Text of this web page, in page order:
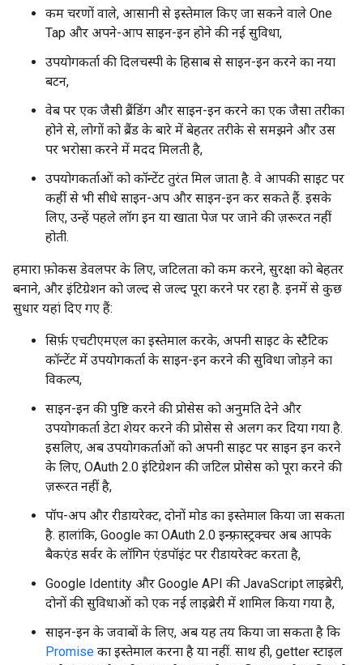
कम चरणों वाले, आसानी से इस्तेमाल किए जा सकने वाले One
Tap और अपने-आप साइन-इन होने की नई सुविधा,
उपयोगकर्ता की दिलचस्पी के हिसाब से साइन-इन करने का नया
बटन,
वेब पर एक जैसी ब्रैंडिंग और साइन-इन करने का एक जैसा तरीका
होने से, लोगों को ब्रैंड के बारे में बेहतर तरीके से समझने और उस
पर भरोसा करने में मदद मिलती है,
उपयोगकर्ताओं को कॉन्टेंट तुरंत मिल जाता है. वे आपकी साइट पर
कहीं से भी सीधे साइन-अप और साइन-इन कर सकते हैं. इसके
लिए, उन्हें पहले लॉग इन या खाता पेज पर जाने की ज़रूरत नहीं
होती.
हमारा फ़ोकस डेवलपर के लिए, जटिलता को कम करने, सुरक्षा को बेहतर
बनाने, और इंटिग्रेशन को जल्द से जल्द पूरा करने पर रहा है. इनमें से कुछ
सुधार यहां दिए गए हैं:
सिर्फ़ एचटीएमएल का इस्तेमाल करके, अपनी साइट के स्टैटिक
कॉन्टेंट में उपयोगकर्ता के साइन-इन करने की सुविधा जोड़ने का
विकल्प,
साइन-इन की पुष्टि करने की प्रोसेस को अनुमति देने और
उपयोगकर्ता डेटा शेयर करने की प्रोसेस से अलग कर दिया गया है.
इसलिए, अब उपयोगकर्ताओं को अपनी साइट पर साइन इन करने
के लिए, OAuth 2.0 इंटिग्रेशन की जटिल प्रोसेस को पूरा करने की
ज़रूरत नहीं है,
पॉप-अप और रीडायरेक्ट, दोनों मोड का इस्तेमाल किया जा सकता
है. हालांकि, Google का OAuth 2.0 इन्फ़्रास्ट्रक्चर अब आपके
बैकएंड सर्वर के लॉगिन एंडपॉइंट पर रीडायरेक्ट करता है,
Google Identity और Google API की JavaScript लाइब्रेरी,
दोनों की सुविधाओं को एक नई लाइब्रेरी में शामिल किया गया है,
साइन-इन के जवाबों के लिए, अब यह तय किया जा सकता है कि
Promise का इस्तेमाल करना है या नहीं. साथ ही, getter स्टाइल